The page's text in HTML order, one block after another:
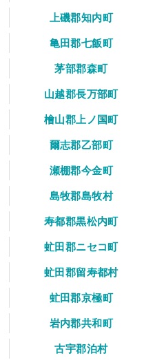
上磯郡知内町
亀田郡七飯町
茅部郡森町
山越郡長万部町
檜山郡上ノ国町
爾志郡乙部町
瀬棚郡今金町
島牧郡島牧村
寿都郡黒松内町
虻田郡ニセコ町
虻田郡留寿都村
虻田郡京極町
岩内郡共和町
古宇郡泊村